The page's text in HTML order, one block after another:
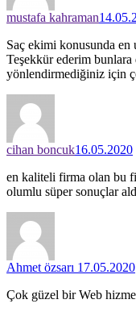
mustafa kahraman
Saç ekimi konusunda en
Teşekkür ederim
yönlendirmediğiniz için
cihan boncuk16.05.2020
en kaliteli firma olan bu
olumlu süper sonuçlar
Ahmet özsarı 17.05.2020
Çok güzel bir Web